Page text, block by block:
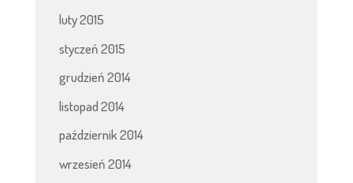
luty 2015
styczeń 2015
grudzień 2014
listopad 2014
październik 2014
wrzesień 2014